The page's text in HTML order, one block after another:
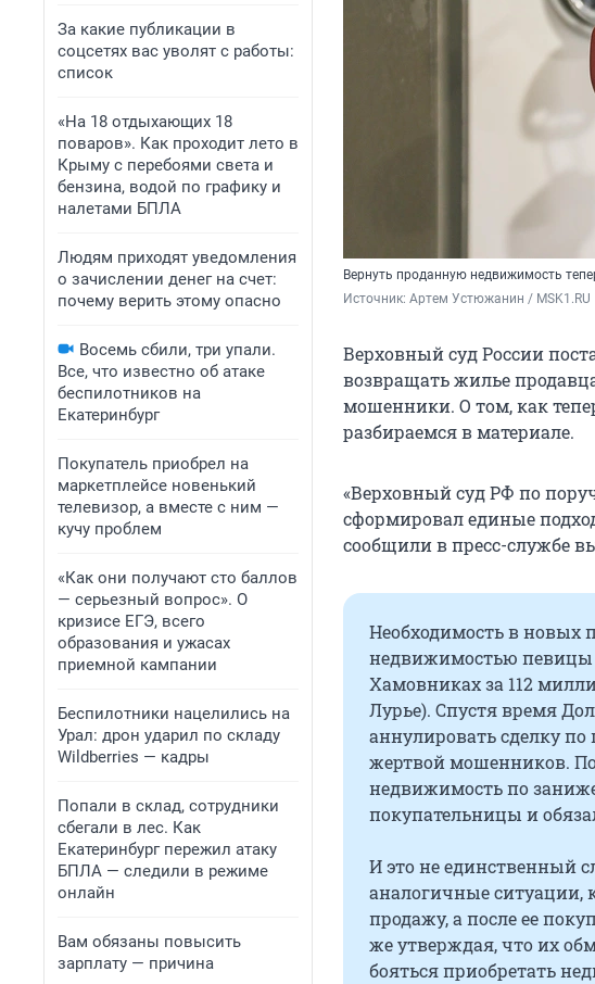
За какие публикации в
соцсетях вас уволят с работы:
список
«На 18 отдыхающих 18
поваров». Как проходит лето в
Крыму с перебоями света и
бензина, водой по графику и
налетами БПЛА
Людям приходят уведомления
о зачислении денег на счет:
почему верить этому опасно
Восемь сбили, три упали.
Все, что известно об атаке
беспилотников на
Екатеринбург
Покупатель приобрел на
маркетплейсе новенький
телевизор, а вместе с ним —
кучу проблем
«Как они получают сто баллов
— серьезный вопрос». О
кризисе ЕГЭ, всего
образования и ужасах
приемной кампании
Беспилотники нацелились на
Урал: дрон ударил по складу
Wildberries — кадры
Попали в склад, сотрудники
сбегали в лес. Как
Екатеринбург пережил атаку
БПЛА — следили в режиме
онлайн
Вам обязаны повысить
зарплату — причина
Вернуть проданную недвижимость
Источник: Артем Устюжанин / MSK1.RU
Верховный суд России
возвращать жилье
мошенники. О том, как
разбираемся в материале.
«Верховный суд РФ по
сформировал единые
сообщили в пресс-службе
Необходимость в новых
недвижимостью певицы
Хамовниках за 112
Лурье). Спустя время
аннулировать сделку
жертвой мошенников. По
недвижимость по
покупательницы и
И это не единственный
аналогичные ситуации,
продажу, а после ее
же утверждая, что их
бояться приобретать